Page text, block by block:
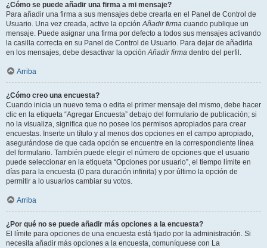
¿Cómo se puede añadir una firma a mi mensaje?
Para añadir una firma a sus mensajes debe crearla en el Panel de Control de
Usuario. Una vez creada, active la opciónAñadir firma cuando publique un
mensaje. Puede asignar una firma por defecto a todos sus mensajes activando
la casilla correcta en su Panel de Control de Usuario. Para dejar de añadirla
en los mensajes, debe desactivar la opciónAñadir firma dentro del perfil.
Arriba
¿Cómo creo una encuesta?
Cuando inicia un nuevo tema o edita el primer mensaje del mismo, debe hacer
clic en la etiqueta “Agregar Encuesta” debajo del formulario de publicación; si
no la visualiza, significa que no posee los permisos apropiados para crear
encuestas. Inserte un título y al menos dos opciones en el campo apropiado,
asegurándose de que cada opción se encuentre en la correspondiente línea
del formulario. También puede elegir el número de opciones que el usuario
puede seleccionar en la etiqueta “Opciones por usuario”, el tiempo límite en
días para la encuesta (0 para duración infinita) y por último la opción de
permitir a lo usuarios cambiar su votos.
Arriba
¿Por qué no se puede añadir más opciones a la encuesta?
El límite para opciones de una encuesta está fijado por la administración. Si
necesita añadir más opciones a la encuesta, comuníquese con La